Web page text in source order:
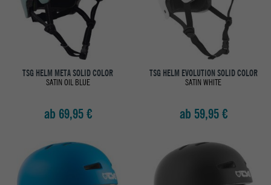
TSG HELM META SOLID COLOR
SATIN OIL BLUE
ab 69,95 €
TSG HELM EVOLUTION SOLID COLOR
SATIN WHITE
ab 59,95 €